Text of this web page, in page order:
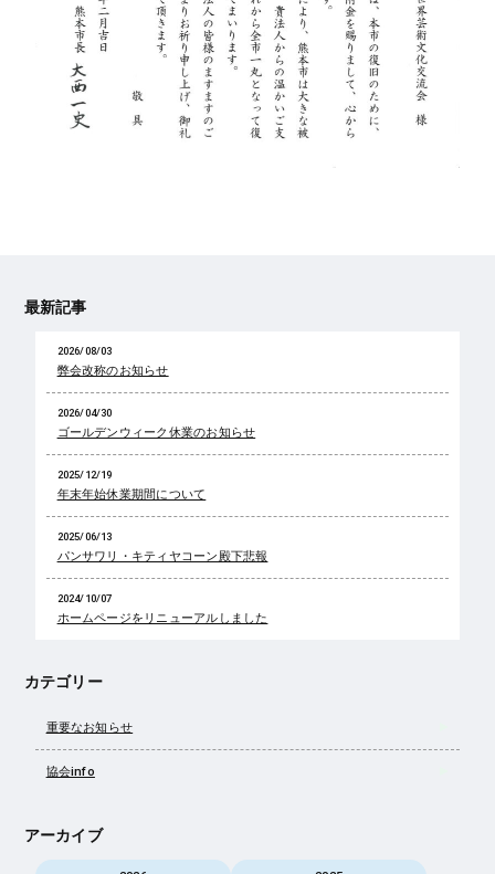
最新記事
2026/08/03
弊会改称のお知らせ
2026/04/30
ゴールデンウィーク休業のお知らせ
2025/12/19
年末年始休業期間について
2025/06/13
パンサワリ・キティヤコーン殿下悲報
2024/10/07
ホームページをリニューアルしました
カテゴリー
重要なお知らせ
協会info
アーカイブ